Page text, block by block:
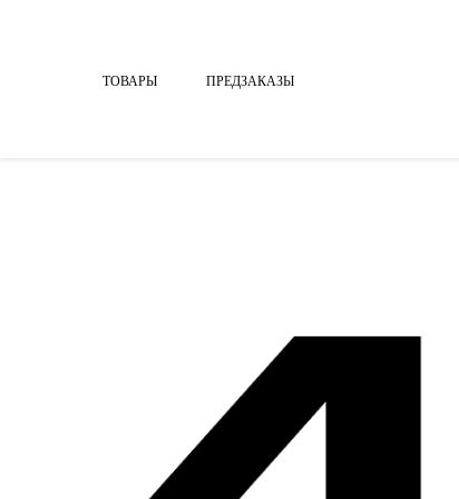
ТОВАРЫ ПРЕДЗАКАЗЫ